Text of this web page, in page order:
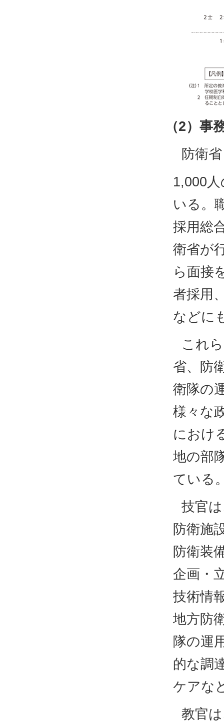
（2）事
防衛
1,000
いる。
採用総
衛省が
ら面接
者採用
などに
これ
省、防
衛隊の
様々な
におけ
地の部
ている
技官
防衛施
防衛装
企画・
技術情
地方防
隊の運
的な調
ケアな
教官